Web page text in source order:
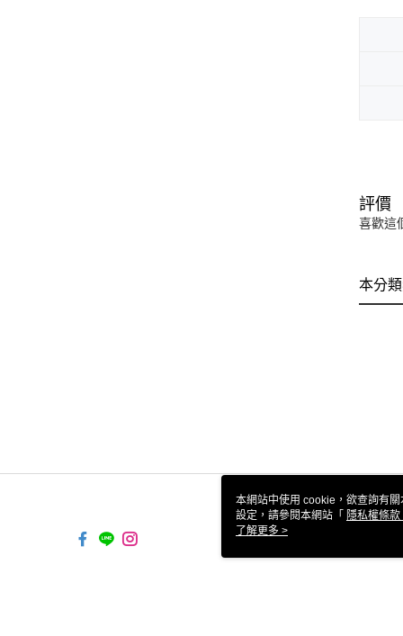
評價
喜歡這
本分
本網站中使用 cookie，欲查詢有
設定，請參閱本網站「 隱私權條款
使用 cookie。
了解更多 >